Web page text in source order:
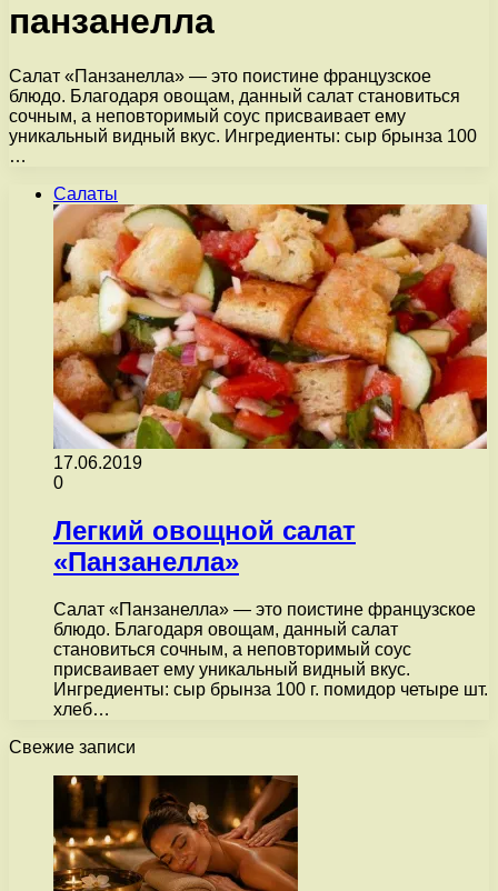
панзанелла
Салат «Панзанелла» — это поистине французское
блюдо. Благодаря овощам, данный салат становиться
сочным, а неповторимый соус присваивает ему
уникальный видный вкус. Ингредиенты: сыр брынза 100
…
Салаты
17.06.2019
0
Легкий овощной салат
«Панзанелла»
Салат «Панзанелла» — это поистине французское
блюдо. Благодаря овощам, данный салат
становиться сочным, а неповторимый соус
присваивает ему уникальный видный вкус.
Ингредиенты: сыр брынза 100 г. помидор четыре шт.
хлеб…
Свежие записи